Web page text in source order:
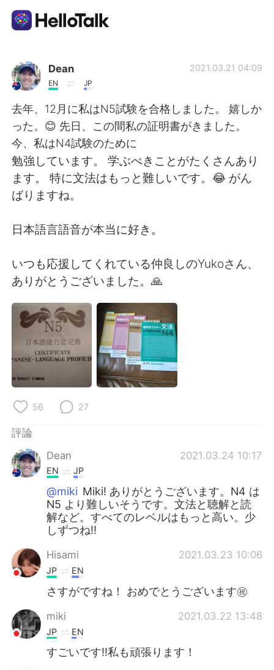
語言交換應用
AI Grammar Checker
繁體中文
English 简体中文
日本語 한국어
Русский
Indonesia Italiano
Tiếng Việt
Português
Dean
EN JP
2021.03.21 04:09
去年、12月に私はN5試験を合格しました。 嬉しか
った。😊 先日、この間私の証明書がきました。
今、私はN4試験のために
勉強しています。 学ぶべきことがたくさんあり
ます。 特に文法はもっと難しいです。😂 がん
ばりますね。
日本語言語音が本当に好き。
いつも応援してくれている仲良しのYukoさん、
ありがとうございました。🙏
56 27
評論
Dean
2021.03.24 10:17
EN JP
@miki Miki! ありがとうございます。N4 は
N5 より難しいそうです。文法と聴解と読
解など。すべてのレベルはもっと高い。少
しずつね!!
Hisami 2021.03.23 10:06
JP EN
さすがですね！ おめでとうございます㊗️
miki 2021.03.22 13:48
JP EN
すごいです‼️私も頑張ります！